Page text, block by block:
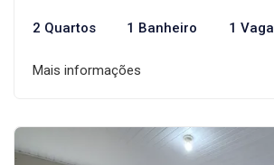
2 Quartos 1 Banheiro 1 Vaga
Mais informações